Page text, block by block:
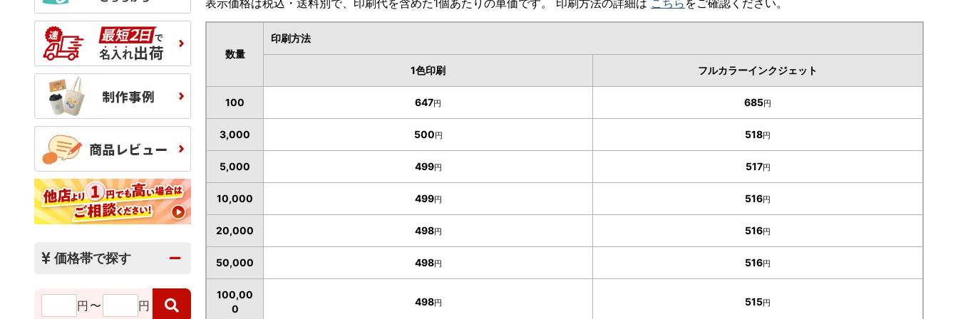
価格帯で探す
円 〜 円
数量
印刷方法
1色印刷 フルカラーインクジェット
100 647円 685円
3,000 500円 518円
5,000 499円 517円
10,000 499円 516円
20,000 498円 516円
50,000 498円 516円
100,00
0
498円 515円